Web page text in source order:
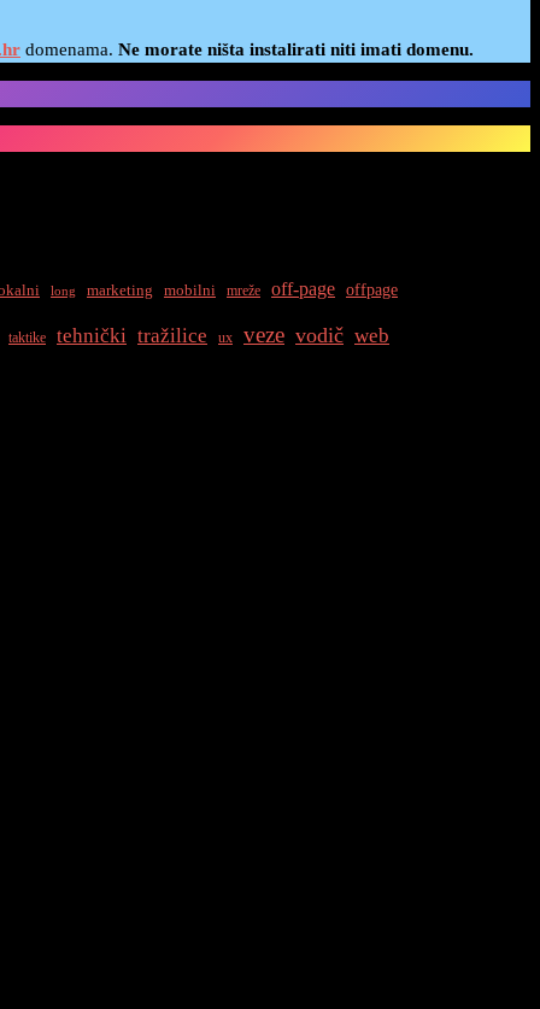
domenama. Ne morate ništa instalirati niti imati domenu.
long marketing mobilni mreže off-page offpage
taktike tehnički tražilice ux veze vodič web